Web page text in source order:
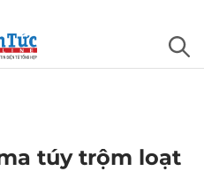
túy trộm loạt